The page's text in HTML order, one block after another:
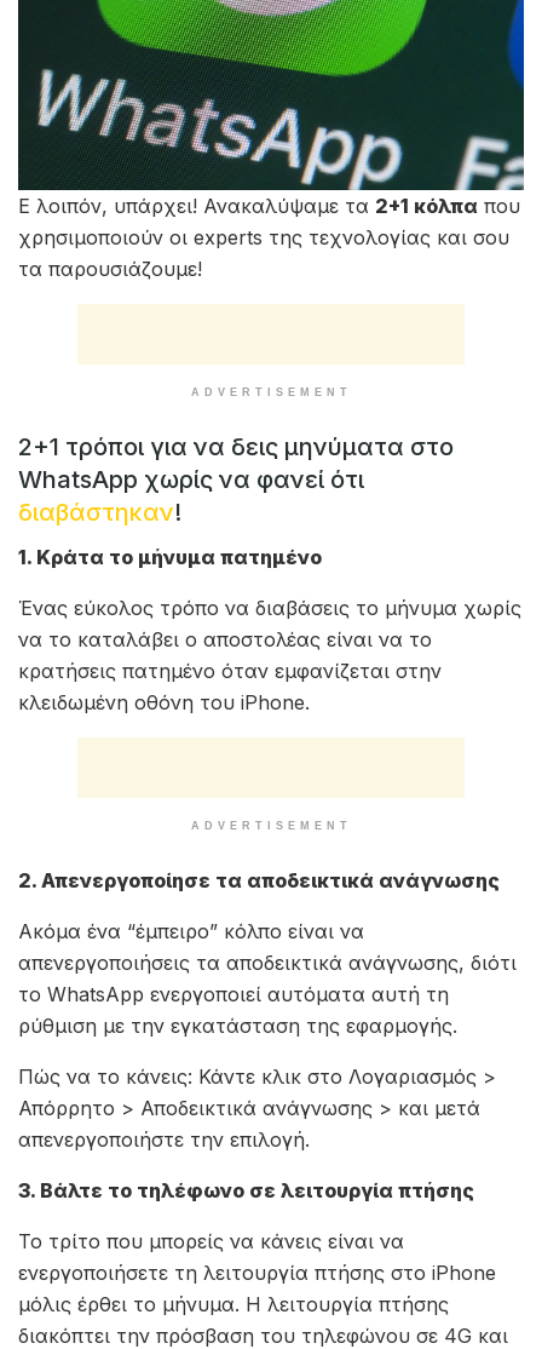
Ε λοιπόν, υπάρχει! Ανακαλύψαμε τα 2+1 κόλπα που
χρησιμοποιούν οι experts της τεχνολογίας και σου
τα παρουσιάζουμε!
ADVERTISEMENT
2+1 τρόποι για να δεις μηνύματα στο
WhatsApp χωρίς να φανεί ότι
διαβάστηκαν!
1. Κράτα το μήνυμα πατημένο
Ένας εύκολος τρόπο να διαβάσεις το μήνυμα χωρίς
να το καταλάβει ο αποστολέας είναι να το
κρατήσεις πατημένο όταν εμφανίζεται στην
κλειδωμένη οθόνη του iPhone.
ADVERTISEMENT
2. Απενεργοποίησε τα αποδεικτικά ανάγνωσης
Ακόμα ένα “έμπειρο” κόλπο είναι να
απενεργοποιήσεις τα αποδεικτικά ανάγνωσης, διότι
το WhatsApp ενεργοποιεί αυτόματα αυτή τη
ρύθμιση με την εγκατάσταση της εφαρμογής.
Πώς να το κάνεις: Κάντε κλικ στο Λογαριασμός >
Απόρρητο > Αποδεικτικά ανάγνωσης > και μετά
απενεργοποιήστε την επιλογή.
3. Βάλτε το τηλέφωνο σε λειτουργία πτήσης
Το τρίτο που μπορείς να κάνεις είναι να
ενεργοποιήσετε τη λειτουργία πτήσης στο iPhone
μόλις έρθει το μήνυμα. Η λειτουργία πτήσης
διακόπτει την πρόσβαση του τηλεφώνου σε 4G και